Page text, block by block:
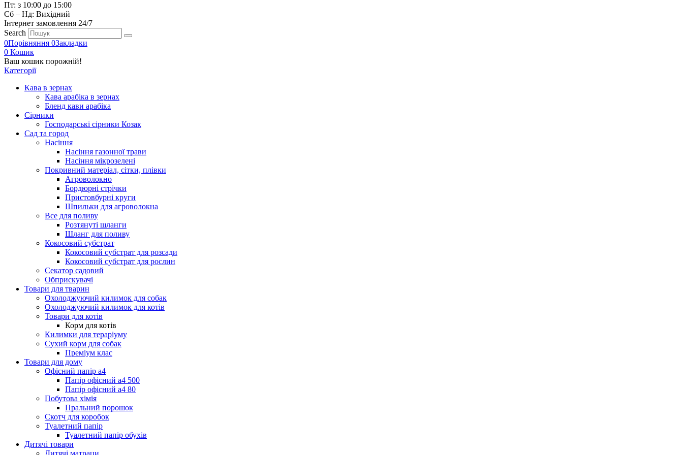
Пт: з 10:00 до 15:00
Сб – Нд: Вихідний
Інтернет замовлення 24/7
Search
0Порівняння 0Закладки
0 Кошик
Ваш кошик порожній!
Категорії
Кава в зернах
Кава арабіка в зернах
Бленд кави арабіка
Сірники
Господарські сірники Козак
Сад та город
Насіння
Насіння газонної трави
Насіння мікрозелені
Покривний матеріал, сітки, плівки
Агроволокно
Бордюрні стрічки
Пристовбурні круги
Шпильки для агроволокна
Все для поливу
Розтянуті шланги
Шланг для поливу
Кокосовий субстрат
Кокосовий субстрат для розсади
Кокосовий субстрат для рослин
Секатор садовий
Обприскувачі
Товари для тварин
Охолоджуючий килимок для собак
Охолоджуючий килимок для котів
Товари для котів
Корм для котів
Килимки для тераріуму
Сухий корм для собак
Преміум клас
Товари для дому
Офісний папір а4
Папір офісний а4 500
Папір офісний а4 80
Побутова хімія
Пральний порошок
Скотч для коробок
Туалетний папір
Туалетний папір обухів
Дитячі товари
Дитячі матраци